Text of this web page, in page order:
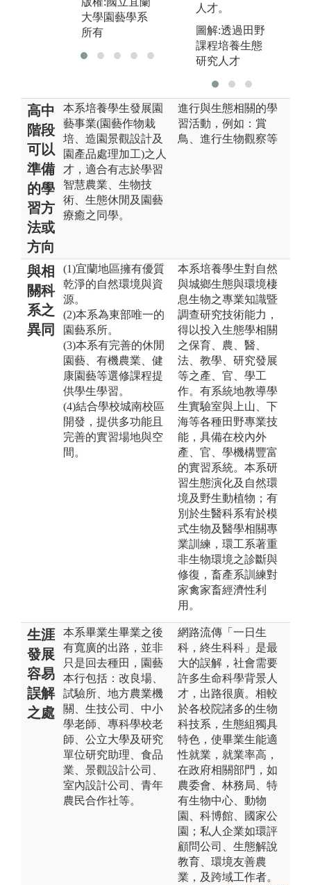
大學園藝學系
所有
人才。
圖解:透過田野
課程培養生態
研究人才
高中
階段
可以
準備
的學
習方
法或
方向
本系培養學生發展園
藝事業(園藝作物栽
培、造園景觀設計及
園產品處理加工)之人
才，適合有志於學習
智慧農業、生物技
術、生態休閒及園藝
療癒之同學。
進行與生態相關的學
習活動，例如：賞
鳥、進行生物觀察等
與相
關科
系之
異同
(1)宜蘭地區擁有優質
乾淨的自然環境與資
源。
(2)本系為東部唯一的
園藝系所。
(3)本系有完善的休閒
園藝、有機農業、健
康園藝等選修課程提
供學生學習。
(4)結合學校城南校區
開發，提供多功能且
完善的實習場地與空
間。
本系培養學生對自然
與城鄉生態與環境棲
息生物之專業知識暨
調查研究技術能力，
得以投入生態學相關
之保育、農、醫、
法、教學、研究發展
等之產、官、學工
作。有系統地教導學
生實驗室與上山、下
海等各種田野專業技
能，具備在校內外
產、官、學機構豐富
的實習系統。本系研
習生態演化及自然環
境及野生動植物；有
別於生醫科系宥於模
式生物及醫學相關專
業訓練，環工系著重
非生物環境之診斷與
修復，畜產系訓練對
家禽家畜經濟性利
用。
生涯
發展
容易
誤解
之處
本系畢業生畢業之後
有寬廣的出路，並非
只是回去種田，園藝
本行包括：改良場、
試驗所、地方農業機
關、生技公司、中小
學老師、專科學校老
師、公立大學及研究
單位研究助理、食品
業、景觀設計公司、
室內設計公司、青年
農民合作社等。
網路流傳「一日生
科，終生科科」是最
大的誤解，社會需要
許多生命科學背景人
才，出路很廣。相較
於各校院諸多的生物
科技系，生態組獨具
特色，使畢業生能適
性就業，就業率高，
在政府相關部門，如
農委會、林務局、特
有生物中心、動物
園、科博館、國家公
園；私人企業如環評
顧問公司、生態解說
教育、環境友善農
業，及跨域工作者。